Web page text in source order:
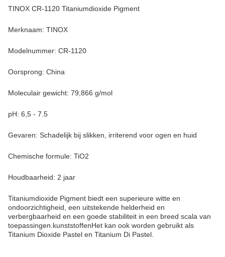
TINOX CR-1120 Titaniumdioxide Pigment
Merknaam: TINOX
Modelnummer: CR-1120
Oorsprong: China
Moleculair gewicht: 79,866 g/mol
pH: 6,5 - 7.5
Gevaren: Schadelijk bij slikken, irriterend voor ogen en huid
Chemische formule: TiO2
Houdbaarheid: 2 jaar
Titaniumdioxide Pigment biedt een superieure witte en
ondoorzichtigheid, een uitstekende helderheid en
verbergbaarheid en een goede stabiliteit in een breed scala van
toepassingen.kunststoffenHet kan ook worden gebruikt als
Titanium Dioxide Pastel en Titanium Di Pastel.